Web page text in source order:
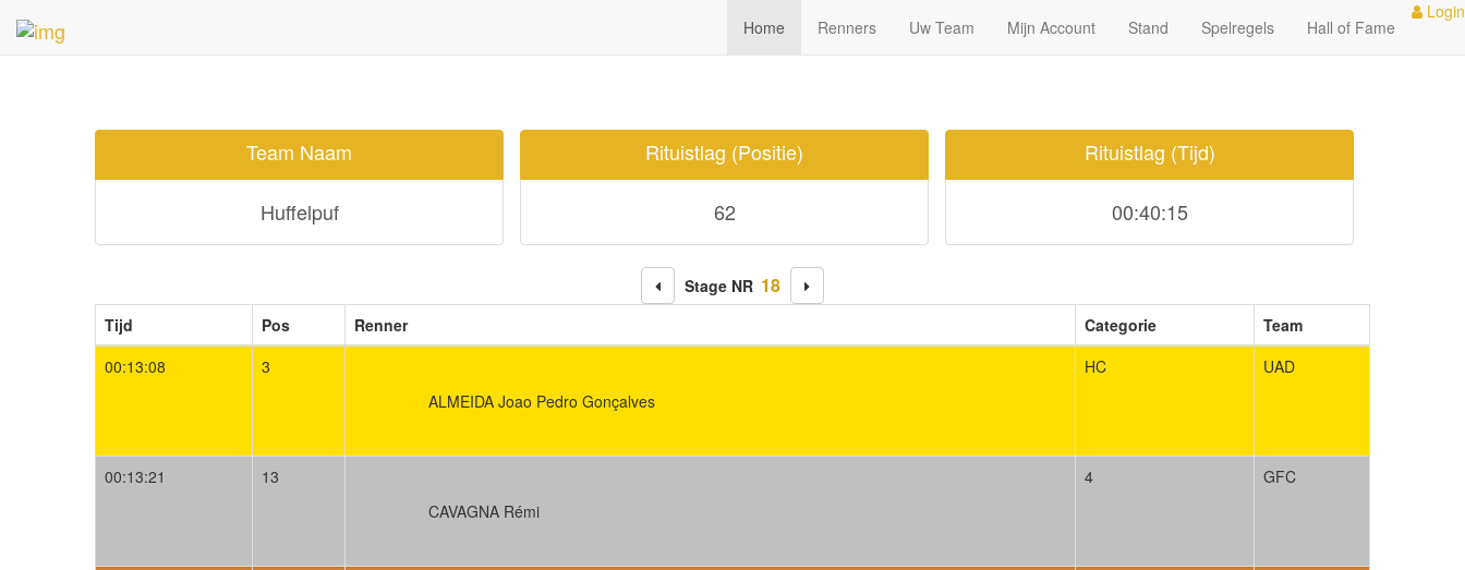
Home Renners Uw Team Mijn Account Stand Spelregels Hall of Fame
Login
TEAM DETAILS
Team Naam
Huffelpuf
Rituistlag (Positie)
62
Rituistlag (Tijd)
00:40:15
Stage NR 18
Tijd Pos Renner Categorie
Team
00:13:08
3
ALMEIDA Joao Pedro Gonçalves
HC UAD
00:13:21
13
CAVAGNA Rémi
4 GFC